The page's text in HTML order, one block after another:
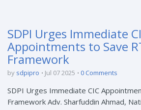
SDPI Urges Immediate
Appointments to Save
Framework
by sdpipro Jul 07 2025 0 Comments
SDPI Urges Immediate CIC
Framework Adv. Sharfuddin Ahmad,